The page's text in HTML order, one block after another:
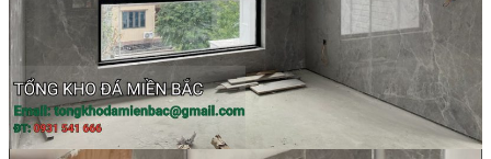
Mặt Bàn Lavabo Đá
Đá Bàn Bếp Cao Cấp
Đá Ốp Bếp Tự Nhiên
Các Loại Đá Khác